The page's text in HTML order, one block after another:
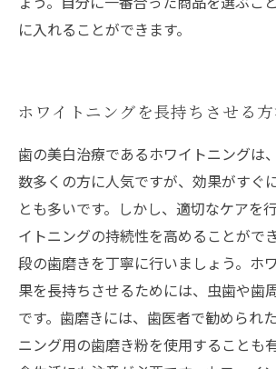
に入れることができます。
ホワイトニングを長持ちさせる
歯の美白治療であるホワイトニングは
数多くの方に人気ですが、効果がすぐ
とも多いです。しかし、適切なケアを
イトニングの持続性を高めることがで
段の歯磨きを丁寧に行いましょう。ホ
果を長持ちさせるためには、虫歯や歯
です。歯磨きには、歯医者で勧められ
ニング用の歯磨き粉を使用することも